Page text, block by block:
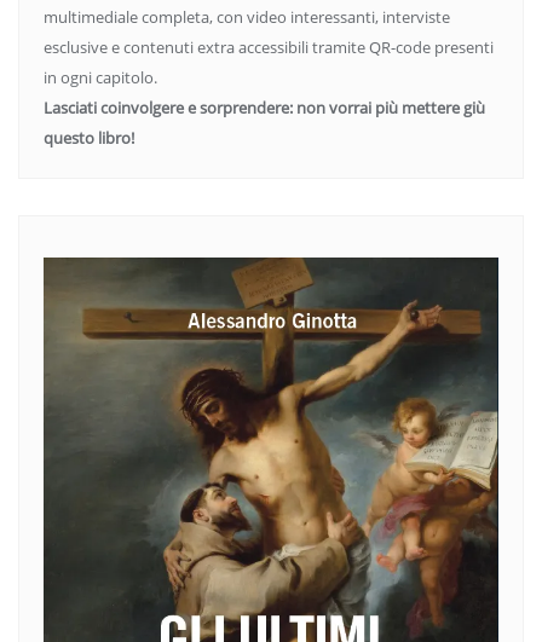
multimediale completa, con video interessanti, interviste
esclusive e contenuti extra accessibili tramite QR-code presenti
in ogni capitolo.
Lasciati coinvolgere e sorprendere: non vorrai più mettere giù
questo libro!